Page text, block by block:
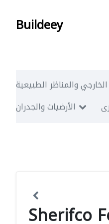
Buildeey
الخارجي والمناظر الطبيعية
الأرضيات والجدران
Sherifco